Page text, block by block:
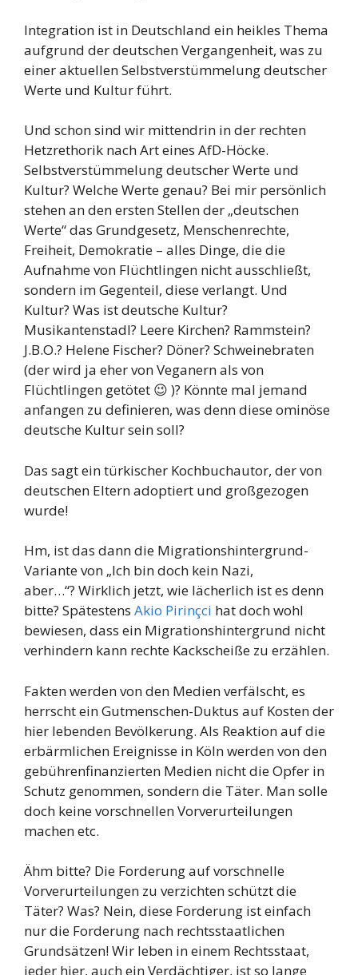
Integration ist in Deutschland ein heikles Thema
aufgrund der deutschen Vergangenheit, was zu
einer aktuellen Selbstverstümmelung deutscher
Werte und Kultur führt.
Und schon sind wir mittendrin in der rechten
Hetzrethorik nach Art eines AfD-Höcke.
Selbstverstümmelung deutscher Werte und
Kultur? Welche Werte genau? Bei mir persönlich
stehen an den ersten Stellen der „deutschen
Werte“ das Grundgesetz, Menschenrechte,
Freiheit, Demokratie – alles Dinge, die die
Aufnahme von Flüchtlingen nicht ausschließt,
sondern im Gegenteil, diese verlangt. Und
Kultur? Was ist deutsche Kultur?
Musikantenstadl? Leere Kirchen? Rammstein?
J.B.O.? Helene Fischer? Döner? Schweinebraten
(der wird ja eher von Veganern als von
Flüchtlingen getötet 😉 )? Könnte mal jemand
anfangen zu definieren, was denn diese ominöse
deutsche Kultur sein soll?
Das sagt ein türkischer Kochbuchautor, der von
deutschen Eltern adoptiert und großgezogen
wurde!
Hm, ist das dann die Migrationshintergrund-
Variante von „Ich bin doch kein Nazi,
aber…“? Wirklich jetzt, wie lächerlich ist es denn
bitte? Spätestens Akio Pirinçci hat doch wohl
bewiesen, dass ein Migrationshintergrund nicht
verhindern kann rechte Kackscheiße zu erzählen.
Fakten werden von den Medien verfälscht, es
herrscht ein Gutmenschen-Duktus auf Kosten der
hier lebenden Bevölkerung. Als Reaktion auf die
erbärmlichen Ereignisse in Köln werden von den
gebührenfinanzierten Medien nicht die Opfer in
Schutz genommen, sondern die Täter. Man solle
doch keine vorschnellen Vorverurteilungen
machen etc.
Ähm bitte? Die Forderung auf vorschnelle
Vorverurteilungen zu verzichten schützt die
Täter? Was? Nein, diese Forderung ist einfach
nur die Forderung nach rechtsstaatlichen
Grundsätzen! Wir leben in einem Rechtsstaat,
jeder hier, auch ein Verdächtiger, ist so lange